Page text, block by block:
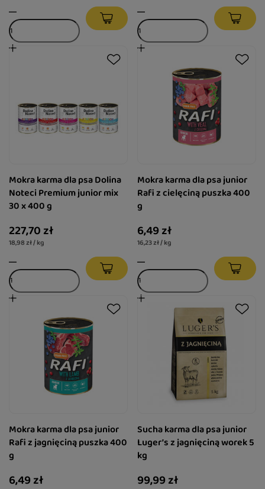
Mokra karma dla psa Dolina
Noteci Premium junior mix
30 x 400 g
227,70 zł
18,98 zł / kg
Mokra karma dla psa junior
Rafi z cielęciną puszka 400
g
6,49 zł
16,23 zł / kg
Mokra karma dla psa junior
Rafi z jagnięciną puszka 400
g
6,49 zł
Sucha karma dla psa junior
Luger’s z jagnięciną worek 5
kg
99,99 zł